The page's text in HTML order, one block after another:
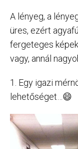
A lényeg, a
üres, ezért
fergeteges
vagy, annál
1. Egy igazi
lehetőséget…😄